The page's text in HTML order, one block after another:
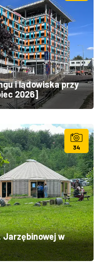
i lądowiska przy
2026]
34
Jarzębinowej w